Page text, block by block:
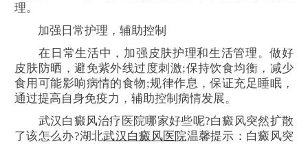
理。
加强日常护理，辅助控制
在日常生活中，加强皮肤护理和生活管理。做好
皮肤防晒，避免紫外线过度刺激;保持饮食均衡，减少
食用可能影响病情的食物;规律作息，保证充足睡眠，
通过提高自身免疫力，辅助控制病情发展。
武汉白癜风治疗医院哪家好些呢?白癜风突然扩散
了该怎么办?湖北武汉白癜风医院温馨提示：白癜风突